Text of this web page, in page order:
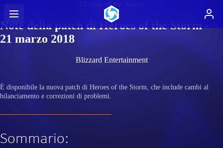
Heroes of the Storm
Note della patch di Heroes of the Storm -
21 marzo 2018
Blizzard Entertainment
È disponibile la nuova patch di Heroes of the Storm, che include cambi al
bilanciamento e correzioni di problemi.
Sommario: